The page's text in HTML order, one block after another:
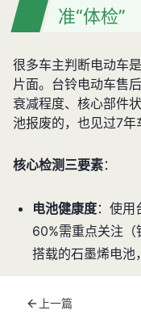
准“体检”
很多车主判断电动车
片面。台铃电动车售
衰减程度、核心部件
池报废的，也见过7年
核心检测三要素：
电池健康度：使用
60%需重点关注
搭载的石墨烯电池
是否超过20%。台
上一篇